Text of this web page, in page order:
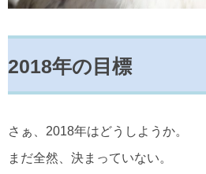
2018年の目標
さぁ、2018年はどうしようか。
まだ全然、決まっていない。